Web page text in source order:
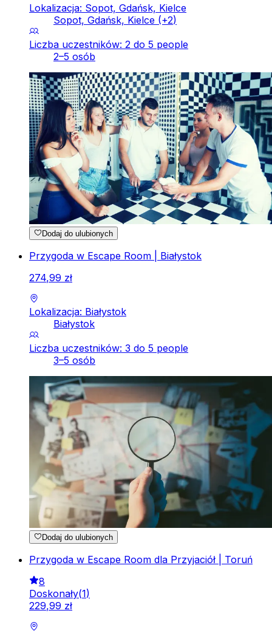
Lokalizacja: Sopot, Gdańsk, Kielce
Sopot, Gdańsk, Kielce (+2)
Liczba uczestników: 2 do 5 people
2–5 osób
Dodaj do ulubionych
Przygoda w Escape Room | Białystok
274,99 zł
Lokalizacja: Białystok
Białystok
Liczba uczestników: 3 do 5 people
3–5 osób
Dodaj do ulubionych
Przygoda w Escape Room dla Przyjaciół | Toruń
8
Doskonały(1)
229,99 zł